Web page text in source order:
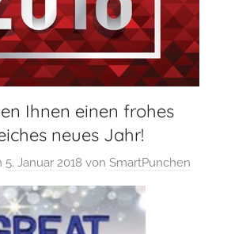
Ihnen einen frohes
neues Jahr!
5. Januar 2018 von SmartPunchen